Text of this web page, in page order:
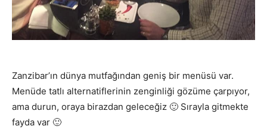
Zanzibar’ın dünya mutfağından geniş bir menüsü var.
Menüde tatlı alternatiflerinin zenginliği gözüme çarpıyor,
ama durun, oraya birazdan geleceğiz 🙂 Sırayla gitmekte
fayda var 🙂